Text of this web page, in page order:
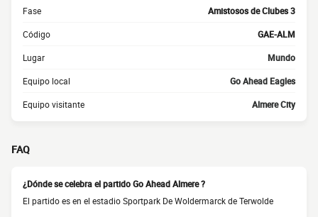
Fase Amistosos de Clubes 3
Código GAE-ALM
Lugar Mundo
Equipo local Go Ahead Eagles
Equipo visitante Almere City
FAQ
¿Dónde se celebra el partido Go Ahead Almere ?
El partido es en el estadio Sportpark De Woldermarck de Terwolde